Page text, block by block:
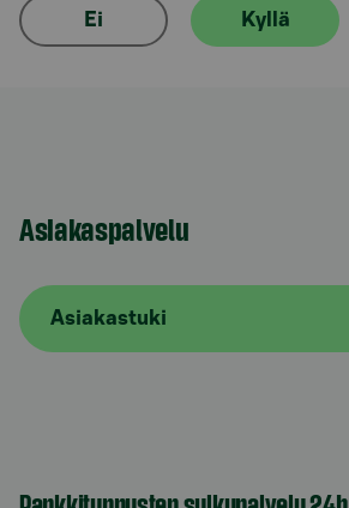
Ei Kyllä
Asiakaspalvelu
Asiakastuki